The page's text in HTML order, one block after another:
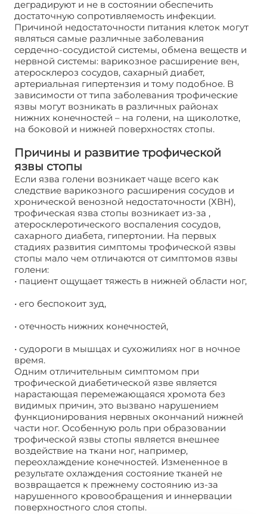
деградируют и не в состоянии обеспечить
достаточную сопротивляемость инфекции.
Причиной недостаточности питания клеток могут
являться самые различные заболевания
сердечно-сосудистой системы, обмена веществ и
нервной системы: варикозное расширение вен,
атеросклероз сосудов, сахарный диабет,
артериальная гипертензия и тому подобное. В
зависимости от типа заболевания трофические
язвы могут возникать в различных районах
нижних конечностей – на голени, на щиколотке,
на боковой и нижней поверхностях стопы.
Причины и развитие трофической
язвы стопы
Если язва голени возникает чаще всего как
следствие варикозного расширения сосудов и
хронической венозной недостаточности (ХВН),
трофическая язва стопы возникает из-за ,
атеросклеротического воспаления сосудов,
сахарного диабета, гипертонии. На первых
стадиях развития симптомы трофической язвы
стопы мало чем отличаются от симптомов язвы
голени:
• пациент ощущает тяжесть в нижней области ног,
• его беспокоит зуд,
• отечность нижних конечностей,
• судороги в мышцах и сухожилиях ног в ночное
время.
Одним отличительным симптомом при
трофической диабетической язве является
нарастающая перемежающаяся хромота без
видимых причин, это вызвано нарушением
функционирования нервных окончаний нижней
части ног. Особенную роль при образовании
трофической язвы стопы является внешнее
воздействие на ткани ног, например,
переохлаждение конечностей. Измененное в
результате охлаждения состояние тканей не
возвращается к прежнему состоянию из-за
нарушенного кровообращения и иннервации
поверхностного слоя стопы.